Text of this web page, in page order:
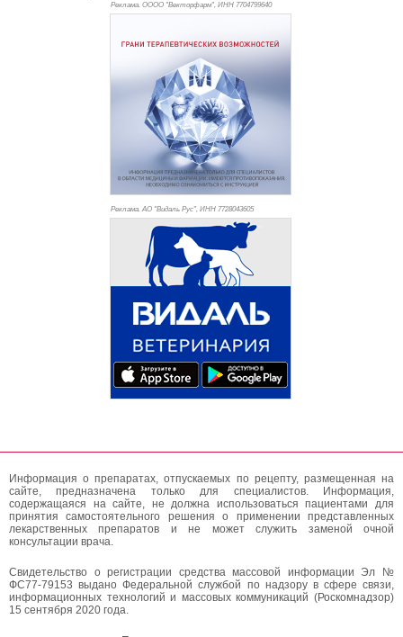
Реклама. ОООО "Векторфарм", ИНН 7704799640
Реклама. АО "Видаль Рус", ИНН 7728043605
Информация о препаратах, отпускаемых по рецепту, размещенная на
сайте, предназначена только для специалистов. Информация,
содержащаяся на сайте, не должна использоваться пациентами для
принятия самостоятельного решения о применении представленных
лекарственных препаратов и не может служить заменой очной
консультации врача.
Свидетельство о регистрации средства массовой информации Эл №
ФС77-79153 выдано Федеральной службой по надзору в сфере связи,
информационных технологий и массовых коммуникаций (Роскомнадзор)
15 сентября 2020 года.